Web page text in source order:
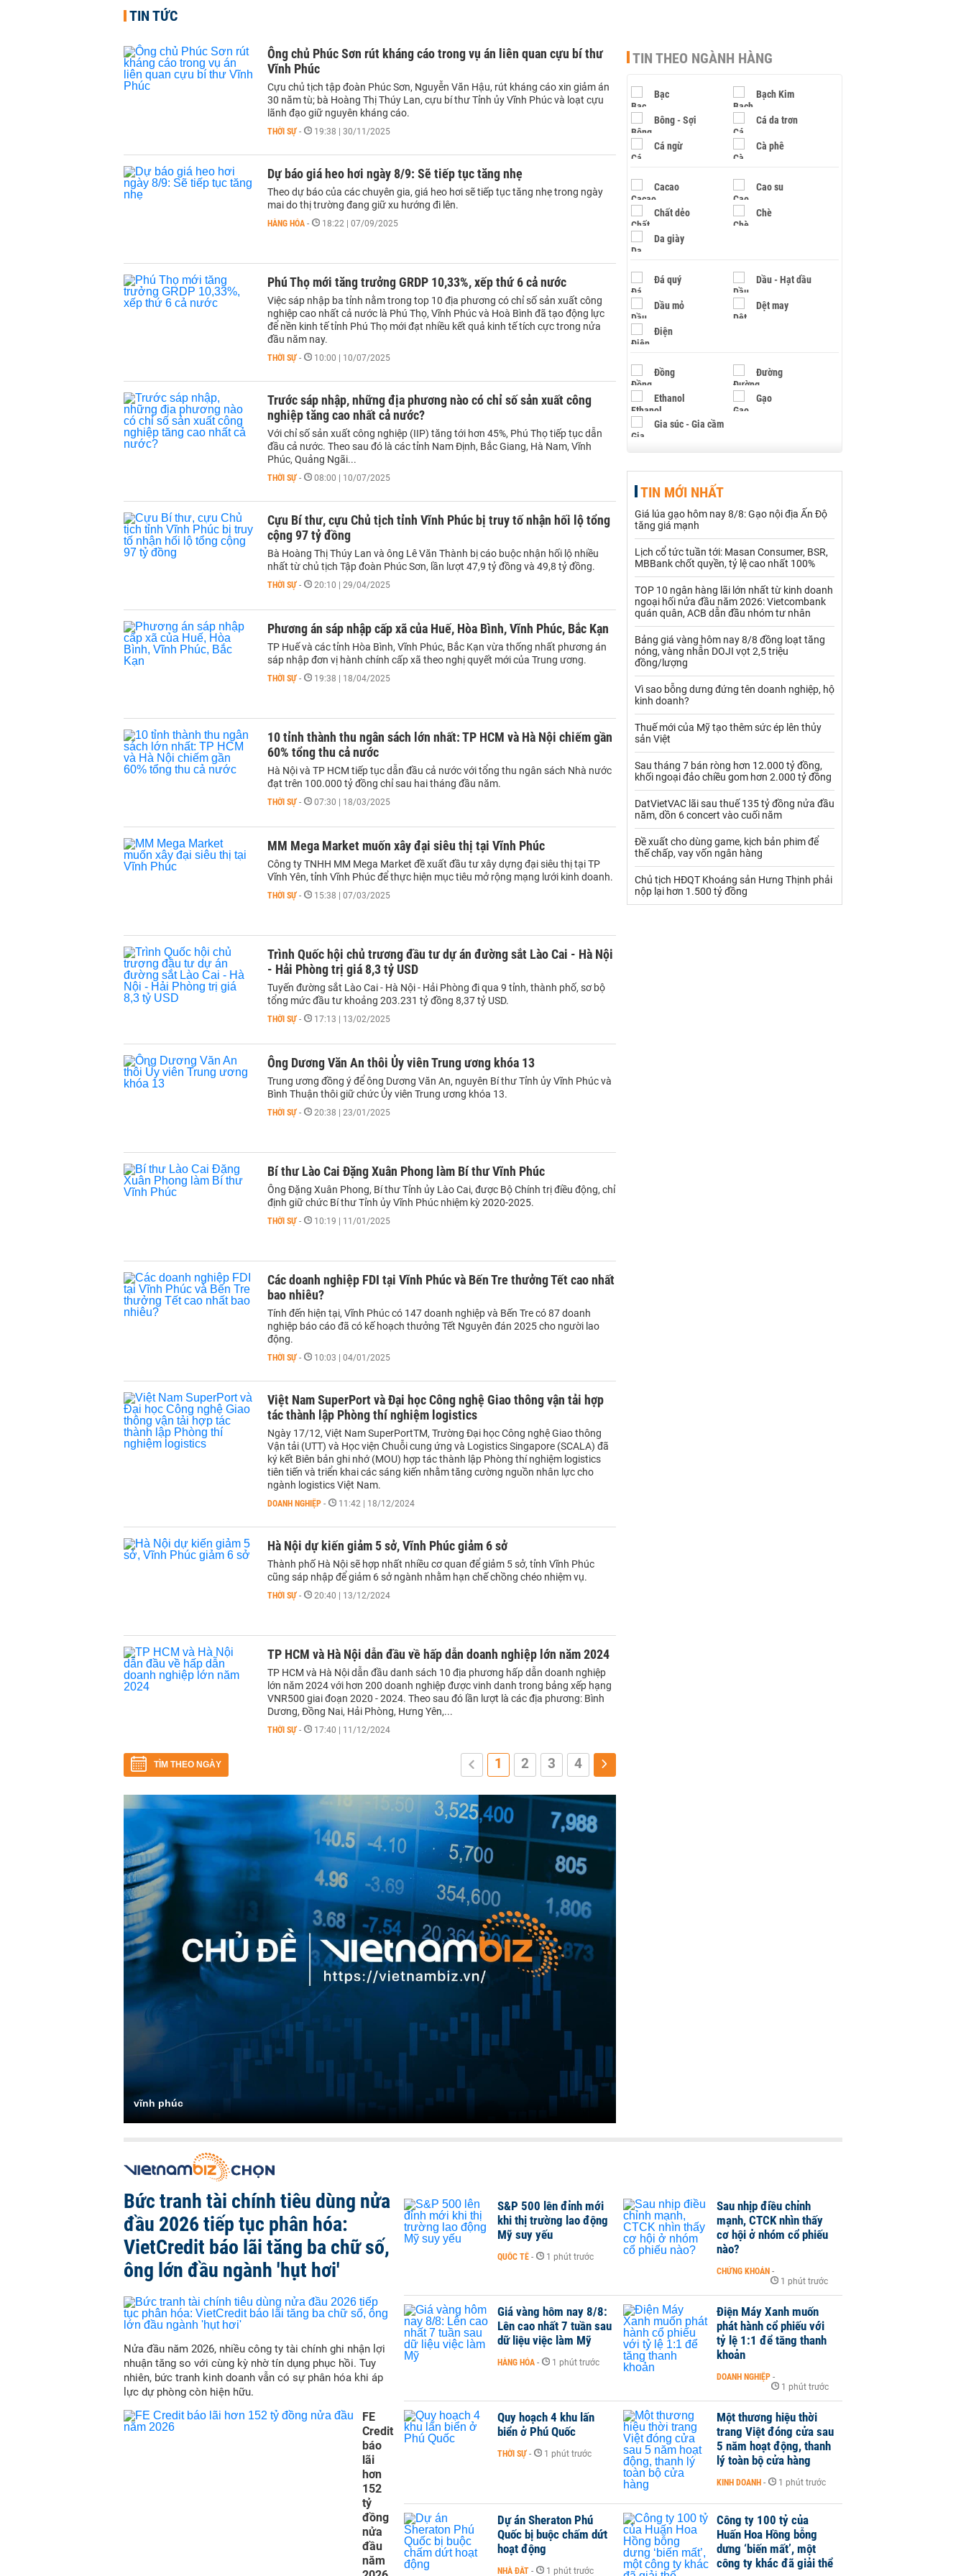
TIN TỨC
Ông chủ Phúc Sơn rút kháng cáo trong vụ án liên quan cựu bí thư
Vĩnh Phúc
Cựu chủ tịch tập đoàn Phúc Sơn, Nguyễn Văn Hậu, rút kháng cáo xin giảm án
30 năm tù; bà Hoàng Thị Thúy Lan, cựu bí thư Tỉnh ủy Vĩnh Phúc và loạt cựu
lãnh đạo giữ nguyên kháng cáo.
THỜI SỰ - 19:38 | 30/11/2025
Dự báo giá heo hơi ngày 8/9: Sẽ tiếp tục tăng nhẹ
Theo dự báo của các chuyên gia, giá heo hơi sẽ tiếp tục tăng nhẹ trong ngày
mai do thị trường đang giữ xu hướng đi lên.
HÀNG HÓA - 18:22 | 07/09/2025
Phú Thọ mới tăng trưởng GRDP 10,33%, xếp thứ 6 cả nước
Việc sáp nhập ba tỉnh nằm trong top 10 địa phương có chỉ số sản xuất công
nghiệp cao nhất cả nước là Phú Thọ, Vĩnh Phúc và Hoà Bình đã tạo động lực
để nền kinh tế tỉnh Phú Thọ mới đạt nhiều kết quả kinh tế tích cực trong nửa
đầu năm nay.
THỜI SỰ - 10:00 | 10/07/2025
Trước sáp nhập, những địa phương nào có chỉ số sản xuất công
nghiệp tăng cao nhất cả nước?
Với chỉ số sản xuất công nghiệp (IIP) tăng tới hơn 45%, Phú Thọ tiếp tục dẫn
đầu cả nước. Theo sau đó là các tỉnh Nam Định, Bắc Giang, Hà Nam, Vĩnh
Phúc, Quảng Ngãi...
THỜI SỰ - 08:00 | 10/07/2025
Cựu Bí thư, cựu Chủ tịch tỉnh Vĩnh Phúc bị truy tố nhận hối lộ tổng
cộng 97 tỷ đồng
Bà Hoàng Thị Thúy Lan và ông Lê Văn Thành bị cáo buộc nhận hối lộ nhiều
nhất từ chủ tịch Tập đoàn Phúc Sơn, lần lượt 47,9 tỷ đồng và 49,8 tỷ đồng.
THỜI SỰ - 20:10 | 29/04/2025
Phương án sáp nhập cấp xã của Huế, Hòa Bình, Vĩnh Phúc, Bắc Kạn
TP Huế và các tỉnh Hòa Bình, Vĩnh Phúc, Bắc Kạn vừa thống nhất phương án
sáp nhập đơn vị hành chính cấp xã theo nghị quyết mới của Trung ương.
THỜI SỰ - 19:38 | 18/04/2025
10 tỉnh thành thu ngân sách lớn nhất: TP HCM và Hà Nội chiếm gần
60% tổng thu cả nước
Hà Nội và TP HCM tiếp tục dẫn đầu cả nước với tổng thu ngân sách Nhà nước
đạt trên 100.000 tỷ đồng chỉ sau hai tháng đầu năm.
THỜI SỰ - 07:30 | 18/03/2025
MM Mega Market muốn xây đại siêu thị tại Vĩnh Phúc
Công ty TNHH MM Mega Market đề xuất đầu tư xây dựng đại siêu thị tại TP
Vĩnh Yên, tỉnh Vĩnh Phúc để thực hiện mục tiêu mở rộng mạng lưới kinh doanh.
THỜI SỰ - 15:38 | 07/03/2025
Trình Quốc hội chủ trương đầu tư dự án đường sắt Lào Cai - Hà Nội
- Hải Phòng trị giá 8,3 tỷ USD
Tuyến đường sắt Lào Cai - Hà Nội - Hải Phòng đi qua 9 tỉnh, thành phố, sơ bộ
tổng mức đầu tư khoảng 203.231 tỷ đồng 8,37 tỷ USD.
THỜI SỰ - 17:13 | 13/02/2025
Ông Dương Văn An thôi Ủy viên Trung ương khóa 13
Trung ương đồng ý để ông Dương Văn An, nguyên Bí thư Tỉnh ủy Vĩnh Phúc và
Bình Thuận thôi giữ chức Ủy viên Trung ương khóa 13.
THỜI SỰ - 20:38 | 23/01/2025
Bí thư Lào Cai Đặng Xuân Phong làm Bí thư Vĩnh Phúc
Ông Đặng Xuân Phong, Bí thư Tỉnh ủy Lào Cai, được Bộ Chính trị điều động, chỉ
định giữ chức Bí thư Tỉnh ủy Vĩnh Phúc nhiệm kỳ 2020-2025.
THỜI SỰ - 10:19 | 11/01/2025
Các doanh nghiệp FDI tại Vĩnh Phúc và Bến Tre thưởng Tết cao nhất
bao nhiêu?
Tính đến hiện tại, Vĩnh Phúc có 147 doanh nghiệp và Bến Tre có 87 doanh
nghiệp báo cáo đã có kế hoạch thưởng Tết Nguyên đán 2025 cho người lao
động.
THỜI SỰ - 10:03 | 04/01/2025
Việt Nam SuperPort và Đại học Công nghệ Giao thông vận tải hợp
tác thành lập Phòng thí nghiệm logistics
Ngày 17/12, Việt Nam SuperPortTM, Trường Đại học Công nghệ Giao thông
Vận tải (UTT) và Học viện Chuỗi cung ứng và Logistics Singapore (SCALA) đã
ký kết Biên bản ghi nhớ (MOU) hợp tác thành lập Phòng thí nghiệm logistics
tiên tiến và triển khai các sáng kiến nhằm tăng cường nguồn nhân lực cho
ngành logistics Việt Nam.
DOANH NGHIỆP - 11:42 | 18/12/2024
Hà Nội dự kiến giảm 5 sở, Vĩnh Phúc giảm 6 sở
Thành phố Hà Nội sẽ hợp nhất nhiều cơ quan để giảm 5 sở, tỉnh Vĩnh Phúc
cũng sáp nhập để giảm 6 sở ngành nhằm hạn chế chồng chéo nhiệm vụ.
THỜI SỰ - 20:40 | 13/12/2024
TP HCM và Hà Nội dẫn đầu về hấp dẫn doanh nghiệp lớn năm 2024
TP HCM và Hà Nội dẫn đầu danh sách 10 địa phương hấp dẫn doanh nghiệp
lớn năm 2024 với hơn 200 doanh nghiệp được vinh danh trong bảng xếp hạng
VNR500 giai đoạn 2020 - 2024. Theo sau đó lần lượt là các địa phương: Bình
Dương, Đồng Nai, Hải Phòng, Hưng Yên,...
THỜI SỰ - 17:40 | 11/12/2024
TÌM THEO NGÀY 1 2 3 4
vĩnh phúc
TIN THEO NGÀNH HÀNG
Bạc Bạch Kim
Bông - Sợi Cá da trơn
Cá ngừ Cà phê
Cacao Cao su
Chất dẻo Chè
Da giày
Đá quý Dầu - Hạt dầu
Dầu mỏ Dệt may
Điện
Đồng Đường
Ethanol Gạo
Gia súc - Gia cầm
Hạt điều
Khí đốt
Kim loại khác Mắc ca
Ngũ cốc
Nhựa - Hạt nhựa
Palladium Phân bón
Rau - Củ -Quả Sắt thép
Sữa
Than
Thủy hải sản khác Tôm
VLXD khác Xăng dầu
Xi măng - Clynker
TIN MỚI NHẤT
Giá lúa gạo hôm nay 8/8: Gạo nội địa Ấn Độ
tăng giá mạnh
Lịch cổ tức tuần tới: Masan Consumer, BSR,
MBBank chốt quyền, tỷ lệ cao nhất 100%
TOP 10 ngân hàng lãi lớn nhất từ kinh doanh
ngoại hối nửa đầu năm 2026: Vietcombank
quán quân, ACB dẫn đầu nhóm tư nhân
Bảng giá vàng hôm nay 8/8 đồng loạt tăng
nóng, vàng nhẫn DOJI vọt 2,5 triệu
đồng/lượng
Vì sao bỗng dưng đứng tên doanh nghiệp, hộ
kinh doanh?
Thuế mới của Mỹ tạo thêm sức ép lên thủy
sản Việt
Sau tháng 7 bán ròng hơn 12.000 tỷ đồng,
khối ngoại đảo chiều gom hơn 2.000 tỷ đồng
DatVietVAC lãi sau thuế 135 tỷ đồng nửa đầu
năm, dồn 6 concert vào cuối năm
Đề xuất cho dùng game, kịch bản phim để
thế chấp, vay vốn ngân hàng
Chủ tịch HĐQT Khoáng sản Hưng Thịnh phải
nộp lại hơn 1.500 tỷ đồng
Bức tranh tài chính tiêu dùng nửa
đầu 2026 tiếp tục phân hóa:
VietCredit báo lãi tăng ba chữ số,
ông lớn đầu ngành 'hụt hơi'
Nửa đầu năm 2026, nhiều công ty tài chính ghi nhận lợi
nhuận tăng so với cùng kỳ nhờ tín dụng phục hồi. Tuy
nhiên, bức tranh kinh doanh vẫn có sự phân hóa khi áp
lực dự phòng còn hiện hữu.
FE
Credit
báo
lãi
hơn
152
tỷ
đồng
nửa
đầu
năm
S&P 500 lên đỉnh mới
khi thị trường lao động
Mỹ suy yếu
QUỐC TẾ - 1 phút trước
Sau nhịp điều chỉnh
mạnh, CTCK nhìn thấy
cơ hội ở nhóm cổ phiếu
nào?
CHỨNG KHOÁN -
1 phút trước
Giá vàng hôm nay 8/8:
Lên cao nhất 7 tuần sau
dữ liệu việc làm Mỹ
HÀNG HÓA - 1 phút trước
Điện Máy Xanh muốn
phát hành cổ phiếu với
tỷ lệ 1:1 để tăng thanh
khoản
DOANH NGHIỆP -
1 phút trước
Quy hoạch 4 khu lấn
biển ở Phú Quốc
THỜI SỰ - 1 phút trước
Một thương hiệu thời
trang Việt đóng cửa sau
5 năm hoạt động, thanh
lý toàn bộ cửa hàng
KINH DOANH - 1 phút trước
Dự án Sheraton Phú
Quốc bị buộc chấm dứt
hoạt động
NHÀ ĐẤT - 1 phút trước
Công ty 100 tỷ của
Huấn Hoa Hồng bỗng
dưng ‘biến mất’, một
công ty khác đã giải thể